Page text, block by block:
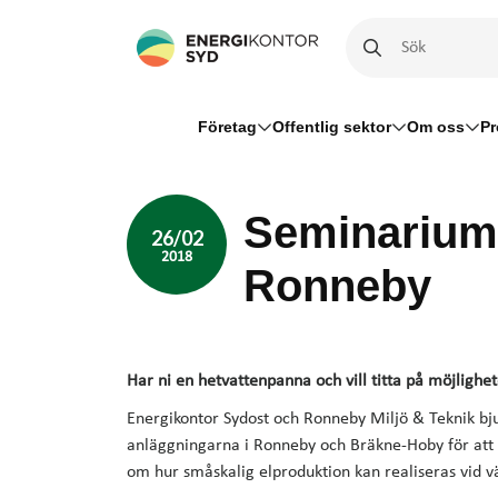
Företag Offentlig sektor Om oss
26/02
2018
Ronneby
Har ni en hetvattenpanna och vill titta på
Energikontor Sydost och Ronneby Miljö & Teknik
anläggningarna i Ronneby och Bräkne-Hoby för
om hur småskalig elproduktion kan realiseras vid